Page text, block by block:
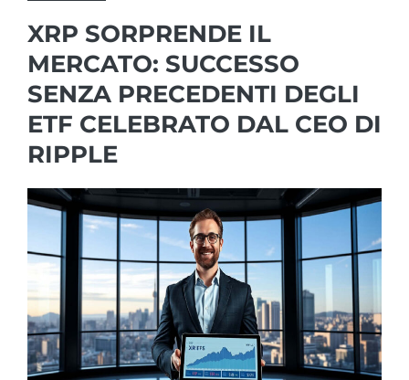
XRP SORPRENDE IL
MERCATO: SUCCESSO
SENZA PRECEDENTI DEGLI
ETF CELEBRATO DAL CEO DI
RIPPLE